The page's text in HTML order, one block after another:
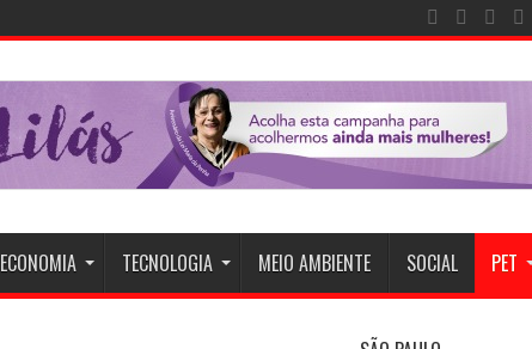
ECONOMIA TECNOLOGIA MEIO AMBIENTE SOCIAL PET